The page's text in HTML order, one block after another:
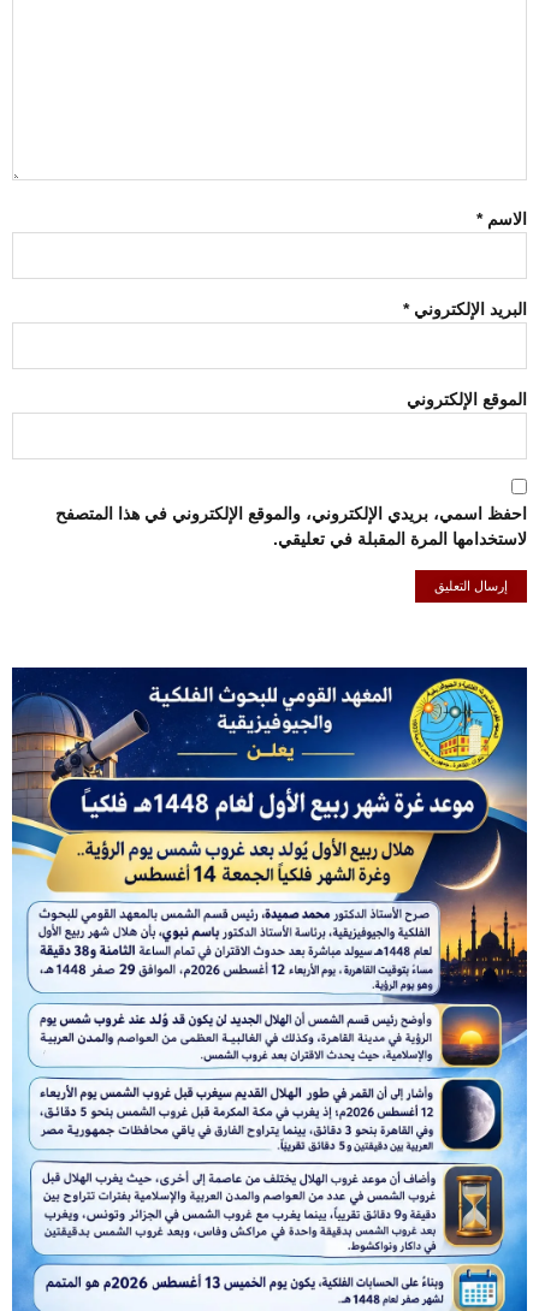
الاسم*
البريد الإلكتروني*
الموقع الإلكتروني
احفظ اسمي، بريدي الإلكتروني، والموقع الإلكتروني في هذا المتصفح
لاستخدامها المرة المقبلة في تعليقي.